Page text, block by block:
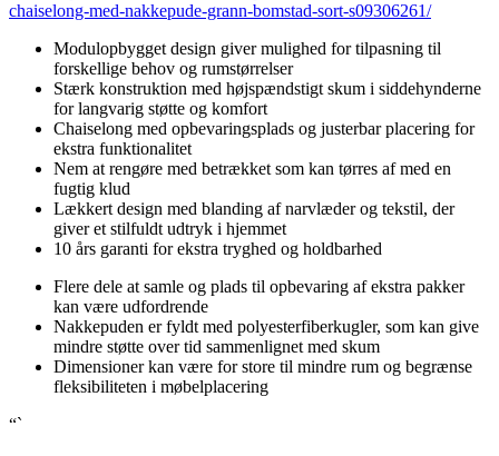
chaiselong-med-nakkepude-grann-bomstad-sort-s09306261/
Modulopbygget design giver mulighed for tilpasning til
forskellige behov og rumstørrelser
Stærk konstruktion med højspændstigt skum i siddehynderne
for langvarig støtte og komfort
Chaiselong med opbevaringsplads og justerbar placering for
ekstra funktionalitet
Nem at rengøre med betrækket som kan tørres af med en
fugtig klud
Lækkert design med blanding af narvlæder og tekstil, der
giver et stilfuldt udtryk i hjemmet
10 års garanti for ekstra tryghed og holdbarhed
Flere dele at samle og plads til opbevaring af ekstra pakker
kan være udfordrende
Nakkepuden er fyldt med polyesterfiberkugler, som kan give
mindre støtte over tid sammenlignet med skum
Dimensioner kan være for store til mindre rum og begrænse
fleksibiliteten i møbelplacering
“`